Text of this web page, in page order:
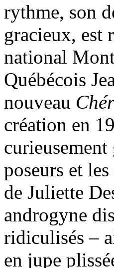
rythme, son
gracieux, est
national
Québécois
nouveau
création en
poseurs et
de Juliette
androgyne
ridiculisés –
en jupe